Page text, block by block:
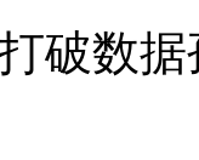
破数据